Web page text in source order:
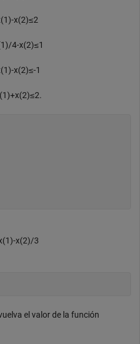
(1)-x(2)≤2
1)/4-x(2)≤1
(1)-x(2)≤-1
1)+x(2)≤2.
(1)-x(2)/3
el valor de la función